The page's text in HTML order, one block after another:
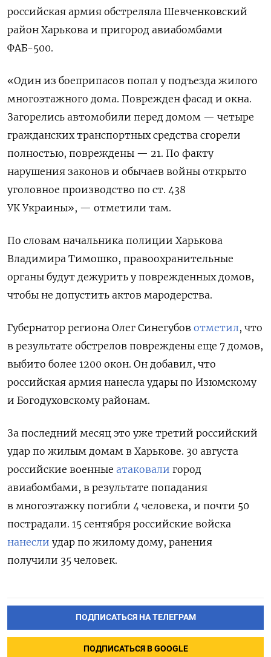
российская армия обстреляла Шевченковский
район Харькова и пригород авиабомбами
ФАБ-500.
«Один из боеприпасов попал у подъезда жилого
многоэтажного дома. Поврежден фасад и окна.
Загорелись автомобили перед домом — четыре
гражданских транспортных средства сгорели
полностью, повреждены — 21. По факту
нарушения законов и обычаев войны открыто
уголовное производство по ст. 438
УК Украины», — отметили там.
По словам начальника полиции Харькова
Владимира Тимошко, правоохранительные
органы будут дежурить у поврежденных домов,
чтобы не допустить актов мародерства.
Губернатор региона Олег Синегубов отметил, что
в результате обстрелов повреждены еще 7 домов,
выбито более 1200 окон. Он добавил, что
российская армия нанесла удары по Изюмскому
и Богодуховскому районам.
За последний месяц это уже третий российский
удар по жилым домам в Харькове. 30 августа
российские военные атаковали город
авиабомбами, в результате попадания
в многоэтажку погибли 4 человека, и почти 50
пострадали. 15 сентября российские войска
нанесли удар по жилому дому, ранения
получили 35 человек.
ПОДПИСАТЬСЯ НА ТЕЛЕГРАМ
ПОДПИСАТЬСЯ В GOOGLE